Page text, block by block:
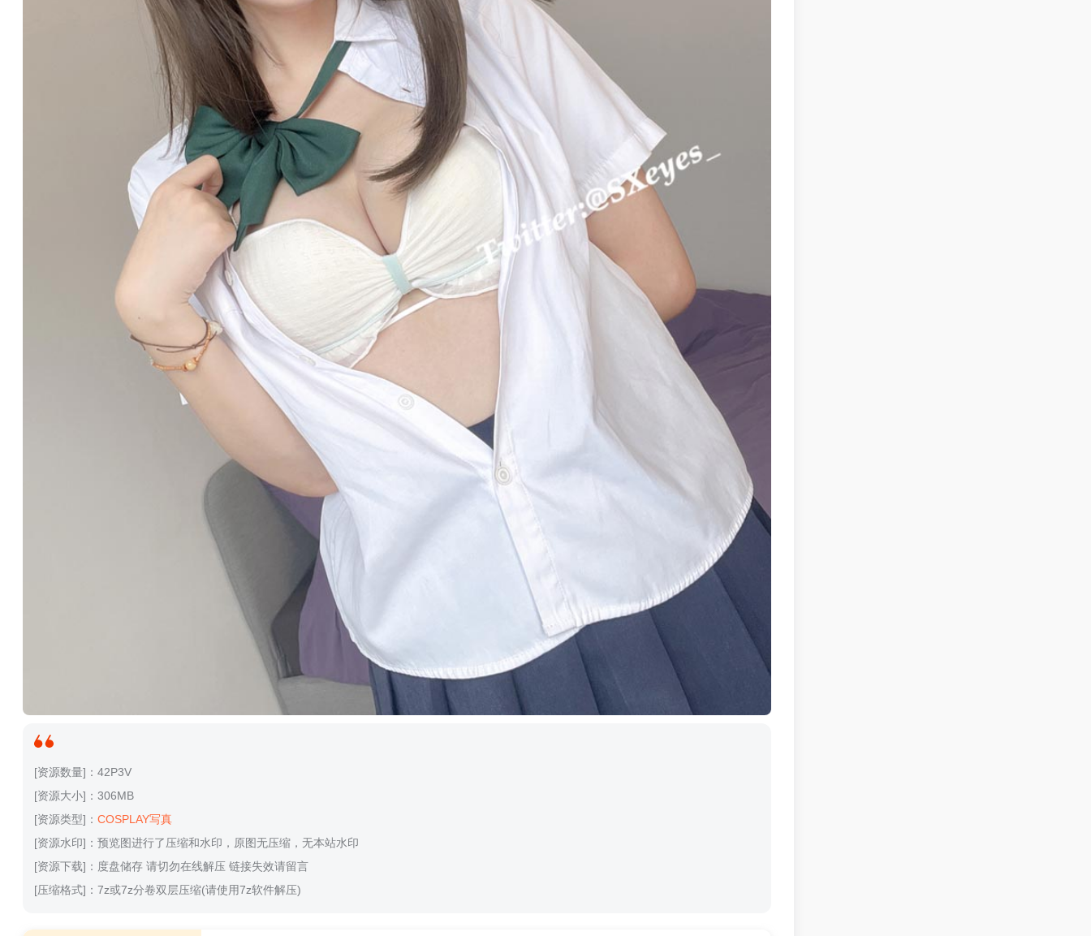
[资源数量]：42P3V
[资源大小]：306MB
[资源类型]： COSPLAY写真
[资源水印]：预览图进行了压缩和水印，原图无压缩，无本站水印
[资源下载]：度盘储存 请切勿在线解压 链接失效请留言
[压缩格式]：7z或7z分卷双层压缩(请使用7z软件解压)